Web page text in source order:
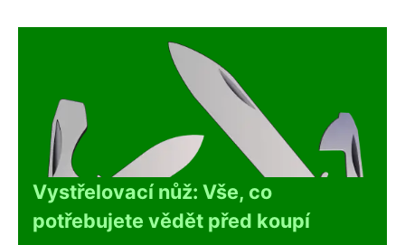
Vystřelovací nůž: Vše, co
potřebujete vědět před koupí